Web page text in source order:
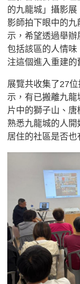
的九龍城」攝影
影師拍下眼中的
示，希望透過舉辦
包括該區的人情味
注這個進入重建的
展覽共收集了27
示，有已搬離九
片中的獅子山、
熟悉九龍城的人
居住的社區是否也